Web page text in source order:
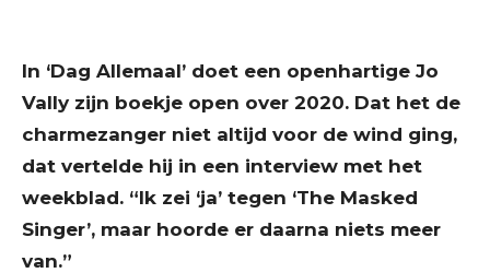
In ‘Dag Allemaal’ doet een openhartige Jo
Vally zijn boekje open over 2020. Dat het de
charmezanger niet altijd voor de wind ging,
dat vertelde hij in een interview met het
weekblad. “Ik zei ‘ja’ tegen ‘The Masked
Singer’, maar hoorde er daarna niets meer
van.”